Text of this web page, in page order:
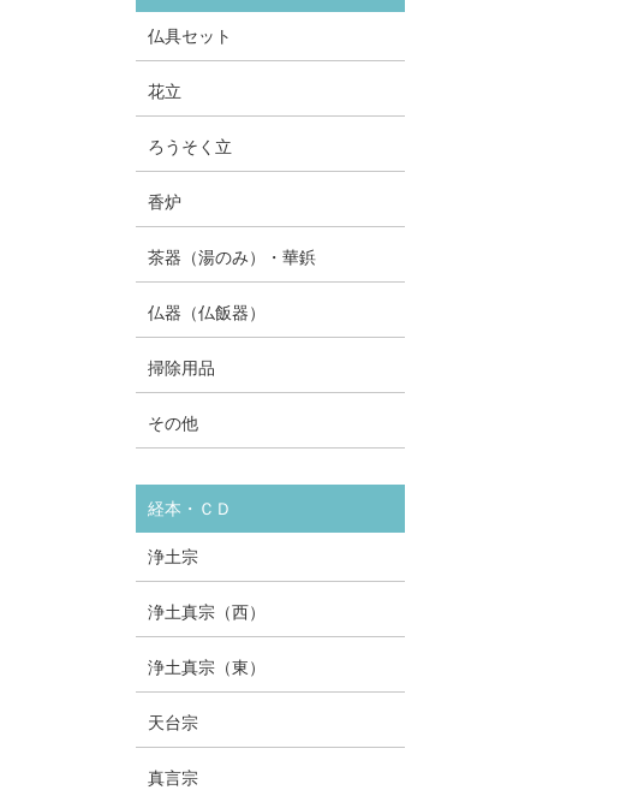
仏具セット
花立
ろうそく立
香炉
茶器（湯のみ）・華鋲
仏器（仏飯器）
掃除用品
その他
経本・ＣＤ
浄土宗
浄土真宗（西）
浄土真宗（東）
天台宗
真言宗